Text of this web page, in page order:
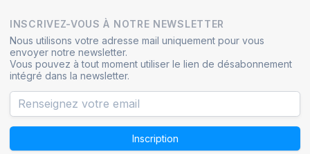
INSCRIVEZ-VOUS À NOTRE NEWSLETTER
Nous utilisons votre adresse mail uniquement pour vous
envoyer notre newsletter.
Vous pouvez à tout moment utiliser le lien de désabonnement
intégré dans la newsletter.
Inscription